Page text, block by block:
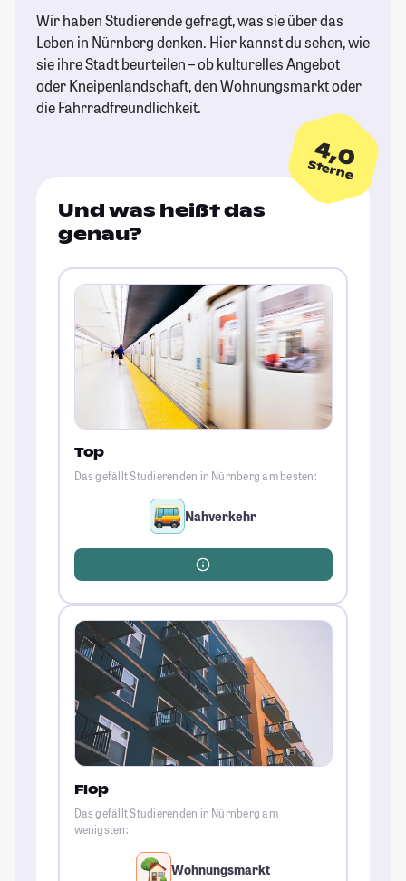
Wir haben Studierende gefragt, was sie über das
Leben in Nürnberg denken. Hier kannst du sehen, wie
sie ihre Stadt beurteilen – ob kulturelles Angebot
oder Kneipenlandschaft, den Wohnungsmarkt oder
die Fahrradfreundlichkeit.
4,0
Sterne
Und was heißt das
genau?
Top
Das gefällt Studierenden in Nürnberg am besten:
Nahverkehr
Flop
Das gefällt Studierenden in Nürnberg am
wenigsten:
Wohnungsmarkt